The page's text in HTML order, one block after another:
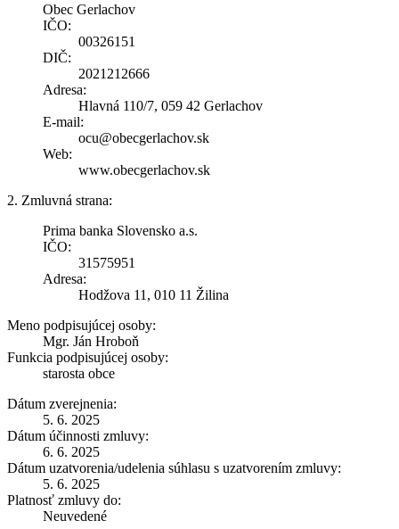
Obec Gerlachov
IČO:
00326151
DIČ:
2021212666
Adresa:
Hlavná 110/7, 059 42 Gerlachov
E-mail:
ocu@obecgerlachov.sk
Web:
www.obecgerlachov.sk
2. Zmluvná strana:
Prima banka Slovensko a.s.
IČO:
31575951
Adresa:
Hodžova 11, 010 11 Žilina
Meno podpisujúcej osoby:
Mgr. Ján Hroboň
Funkcia podpisujúcej osoby:
starosta obce
Dátum zverejnenia:
5. 6. 2025
Dátum účinnosti zmluvy:
6. 6. 2025
Dátum uzatvorenia/udelenia súhlasu s uzatvorením zmluvy:
5. 6. 2025
Platnosť zmluvy do:
Neuvedené